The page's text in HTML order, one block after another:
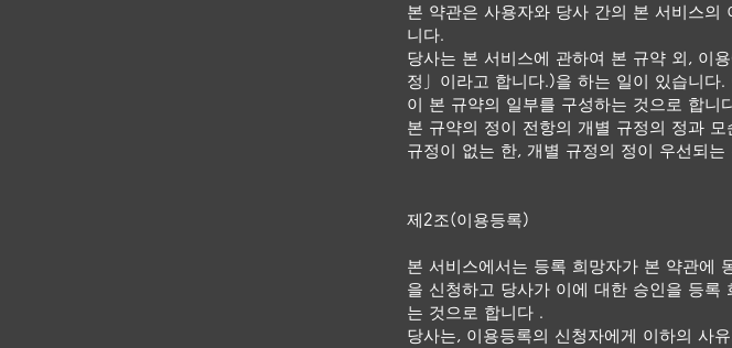
본 약관은 사용자와 당사 간의 본 서비스의
니다.
당사는 본 서비스에 관하여 본 규약 외, 이
정」이라고 합니다.)을 하는 일이 있습니다
이 본 규약의 일부를 구성하는 것으로 합니
본 규약의 정이 전항의 개별 규정의 정과
규정이 없는 한, 개별 규정의 정이 우선되는
제2조(이용등록)
본 서비스에서는 등록 희망자가 본 약관에
을 신청하고 당사가 이에 대한 승인을 등록
는 것으로 합니다 .
당사는, 이용등록의 신청자에게 이하의 사